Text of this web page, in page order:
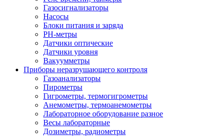
Газосигнализаторы
Насосы
Блоки питания и заряда
PH-метры
Датчики оптические
Датчики уровня
Вакуумметры
Приборы неразрушающего контроля
Газоанализаторы
Пирометры
Гигрометры, термогигрометры
Анемометры, термоанемометры
Лабораторное оборудование разное
Весы лабораторные
Дозиметры, радиометры